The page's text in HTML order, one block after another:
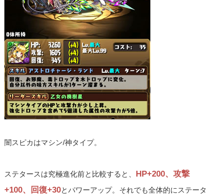
闇スピカはマシン/神タイプ。
ステタースは究極進化前と比較すると、
HP+200、攻撃
+100、回復+30とパワーアップ。それでも全体的にステータ